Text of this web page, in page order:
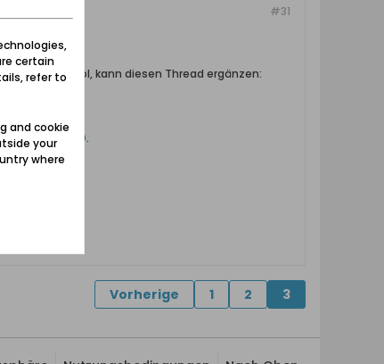
#31
kann diesen Thread ergänzen:
.
Vorherige 1 2 3
certain
refer to
and cookie
your
where